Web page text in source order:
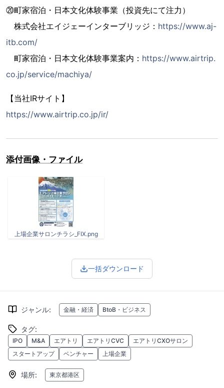
⑳町家宿泊・日本文化体験事業（投資先にて注力）
株式会社エイジェーインターブリッジ： https://www.aj-
itb.com/
町家宿泊・日本文化体験事業案内： https://www.airtrip.
co.jp/service/machiya/
【当社IRサイト】
https://www.airtrip.co.jp/ir/
添付画像・ファイル
上場企業サロンチラシ_FIX.png
一括ダウンロード
ジャンル: 金融・経済 BtoB・ビジネス
タグ:
IPO M&A エアトリ エアトリCVC
エアトリCXOサロン
スタートアップ
ベンチャー 上場企業
場所: 東京都港区